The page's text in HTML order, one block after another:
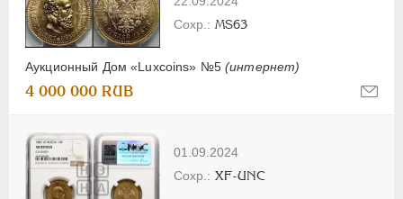
Аукционный Дом «Luxcoins» №5(интернет)
MS63
4 000 000 RUB
01.09.2024
XF-UNC